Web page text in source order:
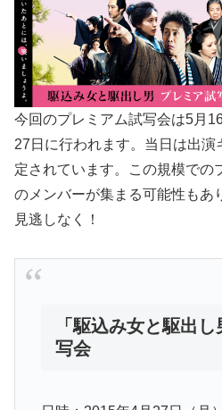
今回のプレミアム試写会は5月
27日に行われます。当日は出演
定されています。この規模での
のメンバーが集まる可能性もあ
見逃しなく！
「駆込み女と駆出
写会